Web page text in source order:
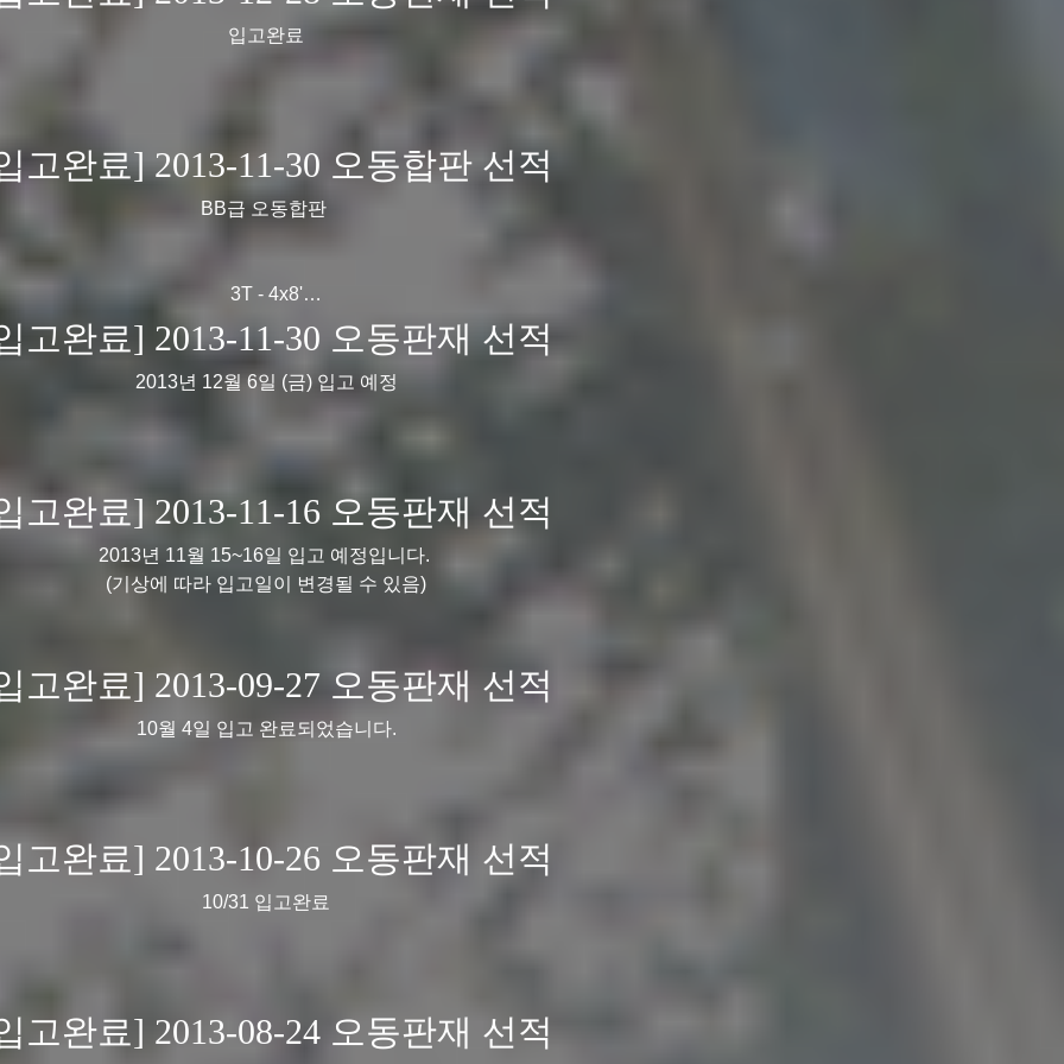
9MM 1200 x 600
감사합니다 !
입고완료
고완료] 2013-11-30 오동합판 선적
BB급 오동합판
3T - 4x8'
4.5 - 4x8'
고완료] 2013-11-30 오동판재 선적
2013년 12월 6일 (금) 입고 예정
고완료] 2013-11-16 오동판재 선적
2013년 11월 15~16일 입고 예정입니다.
(기상에 따라 입고일이 변경될 수 있음)
고완료] 2013-09-27 오동판재 선적
10월 4일 입고 완료되었습니다.
고완료] 2013-10-26 오동판재 선적
10/31 입고완료
고완료] 2013-08-24 오동판재 선적